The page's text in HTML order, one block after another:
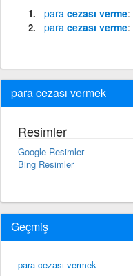
para cezası verme
para cezası verme
para cezası vermek
Resimler
Google Resimler
Bing Resimler
Geçmiş
para cezası vermek